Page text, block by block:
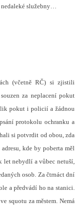
služebny…
(včetně RČ) si zjistili
za neplacení pokut
pokut i policií a žádnou
protokolu ochranku a
si potvrdit od obou, zda
kde by poberta měl
let nebydlí a vůbec netuší,
osob. Za čtrnáct dní
a předvádí ho na stanici.
squotu za městem. Nemá